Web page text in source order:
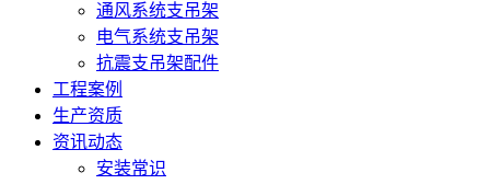
通风系统支吊架
电气系统支吊架
抗震支吊架配件
工程案例
生产资质
资讯动态
安装常识